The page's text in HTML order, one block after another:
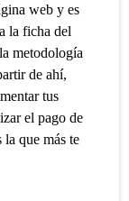
web y es
la ficha del
metodología
de ahí,
tus
el pago de
la que más te